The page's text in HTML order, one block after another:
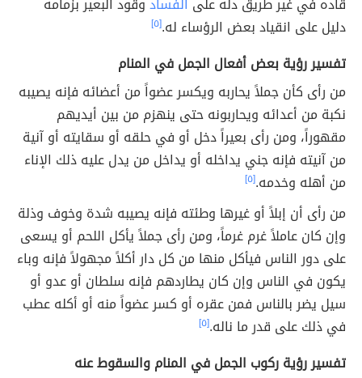
دليل على انقياد بعض الرؤساء له.[٥]
تفسير رؤية بعض أفعال الجمل في المنام
من رأى كأن جملاً يحاربه ويكسر عضواً من أعضائه فإنه يصيبه
نكبة من أعدائه ويحاربونه حتى ينهزم من بين أيديهم
مقهوراً، ومن رأى بعيراً دخل أو في حلقه أو سقايته أو آنية
من آنيته فإنه جني يداخله أو يداخل من يدل عليه ذلك الإناء
من أهله وخدمه.[٥]
من رأى أن إبلاً أو غيرها وطئته فإنه يصيبه شدة وخوف وذلة
وإن كان عاملاً غرم غرماً، ومن رأى جملاً يأكل اللحم أو يسعى
على دور الناس فيأكل منها من كل دار أكلاً مجهولاً فإنه وباء
يكون في الناس وإن كان يطاردهم فإنه سلطان أو عدو أو
سيل يضر بالناس فمن عقره أو كسر عضواً منه أو أكله عطب
في ذلك على قدر ما ناله.[٥]
تفسير رؤية ركوب الجمل في المنام والسقوط عنه